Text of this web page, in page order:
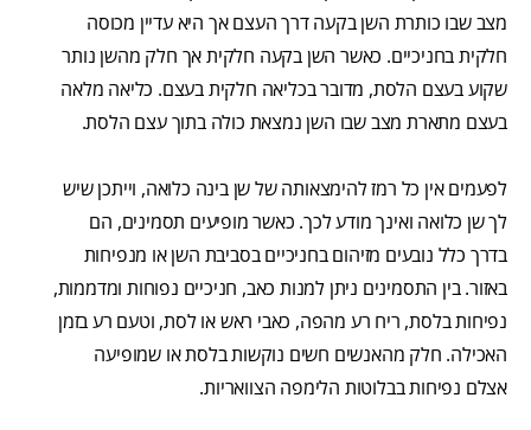
מצב שבו כותרת השן בקעה דרך העצם אך היא עדיין מכוסה
חלקית בחניכיים. כאשר השן בקעה חלקית אך חלק מהשן נותר
שקוע בעצם הלסת, מדובר בכליאה חלקית בעצם. כליאה מלאה
בעצם מתארת מצב שבו השן נמצאת כולה בתוך עצם הלסת.
לפעמים אין כל רמז להימצאותה של שן בינה כלואה, וייתכן שיש
לך שן כלואה ואינך מודע לכך. כאשר מופיעים תסמינים, הם
בדרך כלל נובעים מזיהום בחניכיים בסביבת השן או מנפיחות
באזור. בין התסמינים ניתן למנות כאב, חניכיים נפוחות ומדממות,
נפיחות בלסת, ריח רע מהפה, כאבי ראש או לסת, וטעם רע בזמן
האכילה. חלק מהאנשים חשים נוקשות בלסת או שמופיעה
אצלם נפיחות בבלוטות הלימפה הצוואריות.